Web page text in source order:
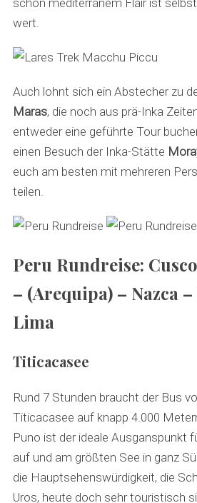
schon mediterranem Flair ist
wert.
Auch lohnt sich ein Abstecher zu
Maras, die noch aus prä-Inka
entweder eine geführte Tour
einen Besuch der Inka-Stätte
euch am besten mit mehreren
teilen.
Peru Rundreise:
– (Arequipa) – Nazca
Lima
Titicacasee
Rund 7 Stunden braucht der Bus
Titicacasee auf knapp 4.000
Puno ist der ideale Ausganspunkt
auf und am größten See in ganz
die Hauptsehenswürdigkeit, die
Uros, heute doch sehr touristisch